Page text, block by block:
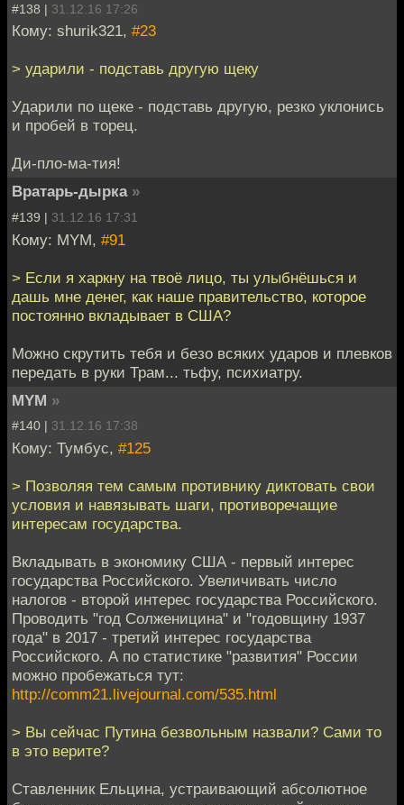
#138 | 31.12.16 17:26
Кому: shurik321, #23
> ударили - подставь другую щеку
Ударили по щеке - подставь другую, резко уклонись
и пробей в торец.
Ди-пло-ма-тия!
Вратарь-дырка »
#139 | 31.12.16 17:31
Кому: MYM, #91
> Если я харкну на твоё лицо, ты улыбнёшься и
дашь мне денег, как наше правительство, которое
постоянно вкладывает в США?
Можно скрутить тебя и безо всяких ударов и плевков
передать в руки Трам... тьфу, психиатру.
MYM »
#140 | 31.12.16 17:38
Кому: Тумбус, #125
> Позволяя тем самым противнику диктовать свои
условия и навязывать шаги, противоречащие
интересам государства.
Вкладывать в экономику США - первый интерес
государства Российского. Увеличивать число
налогов - второй интерес государства Российского.
Проводить "год Солженицина" и "годовщину 1937
года" в 2017 - третий интерес государства
Российского. А по статистике "развития" России
можно пробежаться тут:
http://comm21.livejournal.com/535.html
> Вы сейчас Путина безвольным назвали? Сами то
в это верите?
Ставленник Ельцина, устраивающий абсолютное